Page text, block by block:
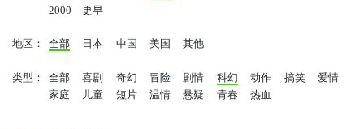
2000
更早
地区： 全部 日本 中国 美国 其他
类型： 全部 喜剧 奇幻 冒险 剧情 科幻 动作 搞笑
爱情
家庭
儿童 短片 温情 悬疑 青春 热血